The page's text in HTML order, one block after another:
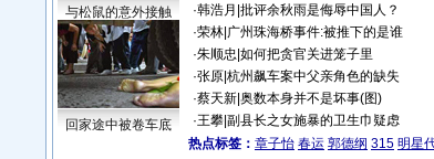
与松鼠的意外接触
回家途中被卷车底
·韩浩月 批评余秋雨是侮辱中国人？
·荣林| 广州珠海桥事件:被推下的是谁
·朱顺忠 如何把贪官关进笼子里
·张原| 杭州飙车案中父亲角色的缺失
·蔡天新| 奥数本身并不是坏事(图)
·王攀| 副县长之女施暴的卫生巾疑虑
热点标签： 章子怡 春运 郭德纲 315 明星